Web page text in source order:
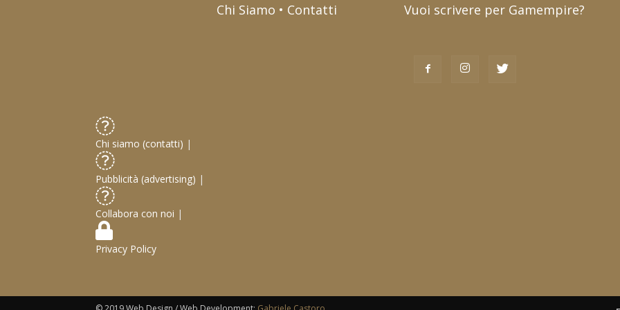
Chi Siamo • Contatti Vuoi scrivere per Gamempire?
Chi siamo (contatti) |
Pubblicità (advertising) |
Collabora con noi |
Privacy Policy